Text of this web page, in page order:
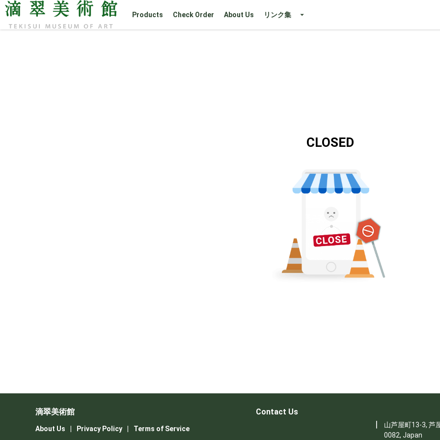
Products Check Order About Us リンク集
CLOSED
滴翠美術館
About Us Privacy Policy Terms of Service
Contact Us
|
山芦屋町13-3, 芦
0082, Japan